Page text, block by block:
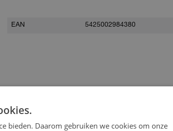
EAN 5425002984380
bieden. Daarom gebruiken we cookies om onze